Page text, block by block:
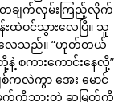
တချက်လှမ်းကြည့်လိုက်
ထဲဝင်သွားလေပြီ။ သူ
စ်လေသည်။ “ဟုတ်တယ်
နဲ့ စကားကောင်းနေလို့”
စ်ကလဲကွာ အေး မောင်
းခက်ကိုသွားတဲ့ ဆုမြတ်ကို